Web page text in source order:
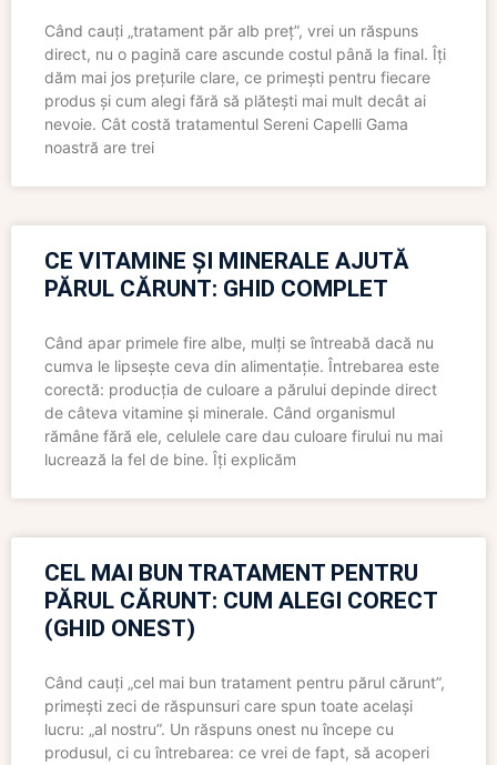
Când cauți „tratament păr alb preț”, vrei un răspuns
direct, nu o pagină care ascunde costul până la final. Îți
dăm mai jos prețurile clare, ce primești pentru fiecare
produs și cum alegi fără să plătești mai mult decât ai
nevoie. Cât costă tratamentul Sereni Capelli Gama
noastră are trei
CE VITAMINE ȘI MINERALE AJUTĂ
PĂRUL CĂRUNT: GHID COMPLET
Când apar primele fire albe, mulți se întreabă dacă nu
cumva le lipsește ceva din alimentație. Întrebarea este
corectă: producția de culoare a părului depinde direct
de câteva vitamine și minerale. Când organismul
rămâne fără ele, celulele care dau culoare firului nu mai
lucrează la fel de bine. Îți explicăm
CEL MAI BUN TRATAMENT PENTRU
PĂRUL CĂRUNT: CUM ALEGI CORECT
(GHID ONEST)
Când cauți „cel mai bun tratament pentru părul cărunt”,
primești zeci de răspunsuri care spun toate același
lucru: „al nostru”. Un răspuns onest nu începe cu
produsul, ci cu întrebarea: ce vrei de fapt, să acoperi